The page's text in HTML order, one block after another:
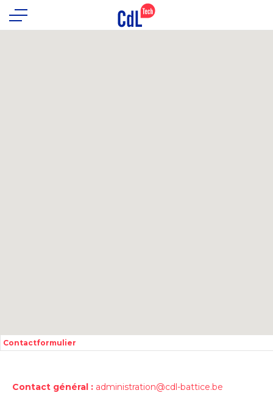
Contactformulier
Contact général : administration@cdl-battice.be